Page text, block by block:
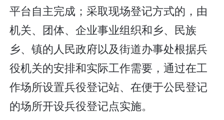
平台自主完成；采取现场登记方式的，由
机关、团体、企业事业组织和乡、民族
乡、镇的人民政府以及街道办事处根据兵
役机关的安排和实际工作需要，通过在工
作场所设置兵役登记站、在便于公民登记
的场所开设兵役登记点实施。